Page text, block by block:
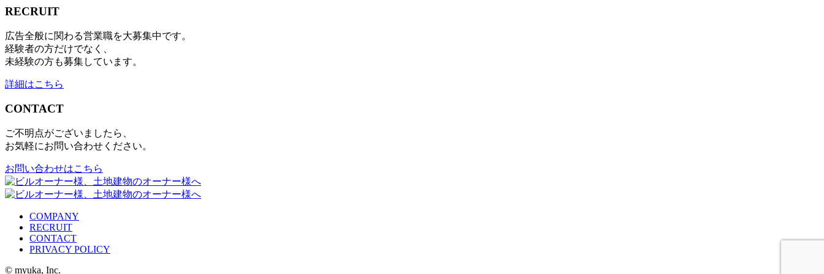
RECRUIT
広告全般に関わる営業職を大募集中です。
経験者の方だけでなく、
未経験の方も募集しています。
詳細はこちら
CONTACT
ご不明点がございましたら、
お気軽にお問い合わせください。
お問い合わせはこちら
COMPANY
RECRUIT
CONTACT
PRIVACY POLICY
© myuka, Inc.